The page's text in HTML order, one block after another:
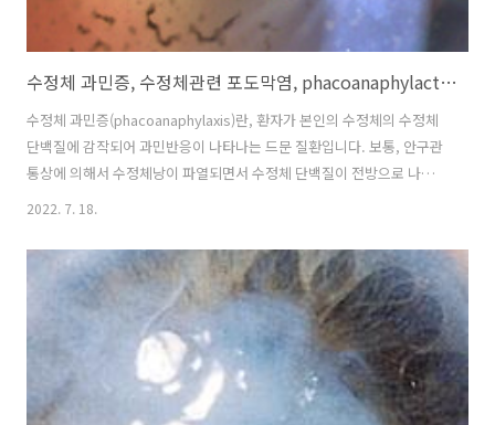
수정체 과민증, 수정체관련 포도막염, phacoanaphylactic uveitis, phacoanaphylaxis.
수정체 과민증(phacoanaphylaxis)란, 환자가 본인의 수정체의 수정체
단백질에 감작되어 과민반응이 나타나는 드문 질환입니다. 보통, 안구관
통상에 의해서 수정체낭이 파열되면서 수정체 단백질이 전방으로 나오
거나, 백내장 수술이후에 수정체물질이 완벽하게 제거되지 못하고, 일부
이후에 전방에서 혹은 유리체 강내에서 심한 육아종성염증반응이 나타
나는 것이 가장 전형적입니다. 이외에도 다양한 형태의 임상양상을 보일
수 있기 때문에 실제로 진단내리기는 쉽지않습니다. 수술이나 안구 외상
이후에 수정체 낭이 손상되면서 전낭이 손상되는 경우에는 전방에 노출
된 수정체 물질에 의해서, 전방 염증이 발생하고 후낭이 손상되는 경우에
는 유리체강에 노출된 수..
2022. 7. 18.